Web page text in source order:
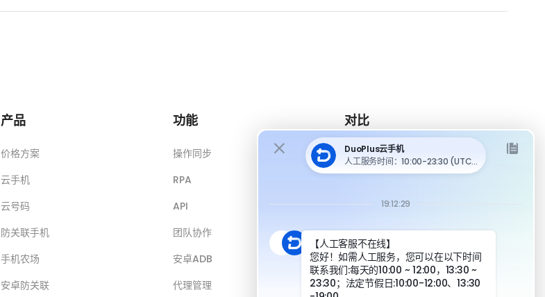
产品
价格方案
云手机
云号码
防关联手机
手机农场
安卓防关联
功能
操作同步
RPA
API
团队协作
安卓ADB
代理管理
对比
DuoPlus 对比 MoreLogin
DuoPlus 对比安卓模拟器
DuoPlus 对比指纹浏览器
DuoPlus 对比实体机